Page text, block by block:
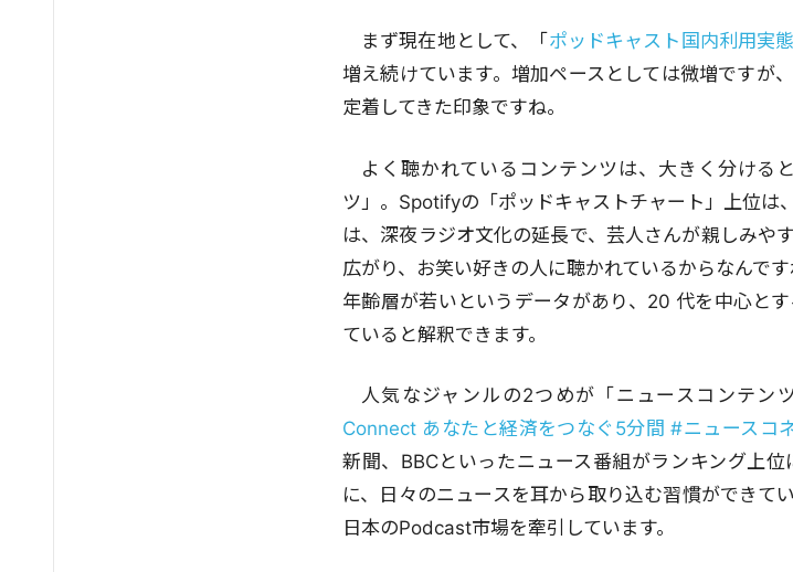
まず現在地として、「 ポッドキャスト国内利用実
増え続けています。増加ペースとしては微増ですが
定着してきた印象ですね。
よく聴かれているコンテンツは、大きく分ける
ツ」。Spotifyの「ポッドキャストチャート」上位は
は、深夜ラジオ文化の延長で、芸人さんが親しみや
広がり、お笑い好きの人に聴かれているからなんで
年齢層が若いというデータがあり、20 代を中心と
ていると解釈できます。
人気なジャンルの2つめが「ニュースコンテン
Connect あなたと経済をつなぐ5分間 #ニュースコ
新聞、BBCといったニュース番組がランキング上
に、日々のニュースを耳から取り込む習慣ができて
日本のPodcast市場を牽引しています。